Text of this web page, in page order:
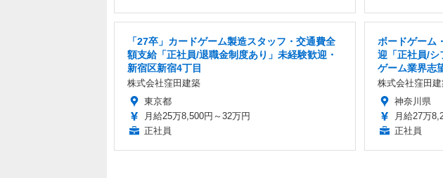
「27卒」カードゲーム製造スタッフ・交通費全
額支給「正社員/退職金制度あり」未経験歓迎・
新宿区新宿4丁目
株式会社窪田建築
東京都
月給25万8,500円～32万円
正社員
ボードゲーム
迎「正社員/シ
ゲーム業界志
株式会社窪田
神奈川県
月給27万
正社員